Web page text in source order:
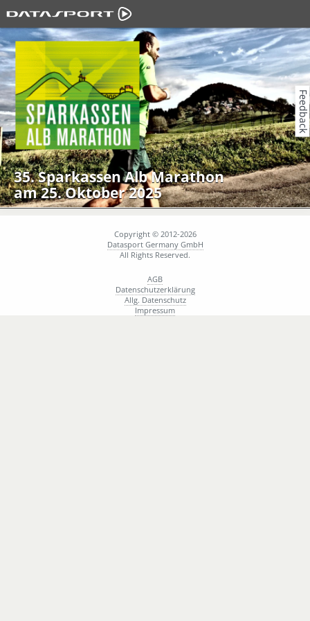
35. Sparkassen Alb Marathon
am 25. Oktober 2025
Copyright © 2012-2026
Datasport Germany GmbH
All Rights Reserved.
AGB
Datenschutzerklärung
Allg. Datenschutz
Impressum
Feedback